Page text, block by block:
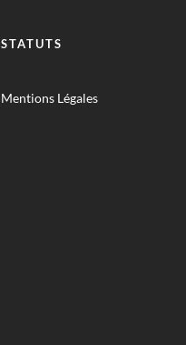
STATUTS
Mentions Légales